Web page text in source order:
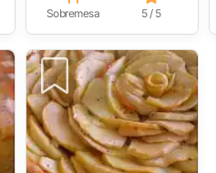
Sobremesa 5 / 5